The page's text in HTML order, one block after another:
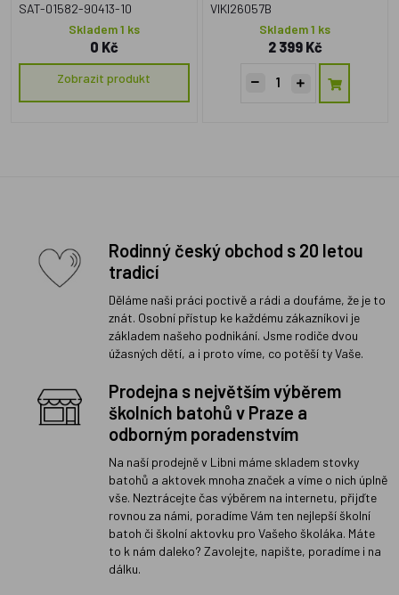
SAT-01582-90413-10
Skladem 1 ks
0 Kč
Zobrazit produkt
VIKI26057B
Skladem 1 ks
2 399 Kč
Rodinný český obchod s 20 letou
tradicí
Děláme naši práci poctivě a rádi a doufáme, že je to
znát. Osobní přístup ke každému zákazníkovi je
základem našeho podnikání. Jsme rodiče dvou
úžasných dětí, a i proto víme, co potěší ty Vaše.
Prodejna s největším výběrem
školních batohů v Praze a
odborným poradenstvím
Na naší prodejně v Libni máme skladem stovky
batohů a aktovek mnoha značek a víme o nich úplně
vše. Neztrácejte čas výběrem na internetu, přijďte
rovnou za námi, poradíme Vám ten nejlepší školní
batoh či školní aktovku pro Vašeho školáka. Máte
to k nám daleko? Zavolejte, napište, poradíme i na
dálku.